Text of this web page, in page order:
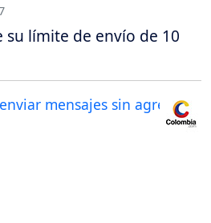
su límite de envío de 10